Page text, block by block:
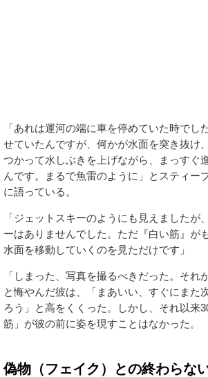
「あれは運河の端に車を停めていた時でし
せていたんですが、何かが水面を突き抜け
つかって水しぶきを上げながら、まっすぐ
んです。まるで魚雷のように」とスティー
に語っている。
「ジェットスキーのようにも見えましたが
ーはありませんでした。ただ『白い筋』が
水面を移動していくのを見ただけです」
「しまった、写真を撮るべきだった。それ
と悔やんだ彼は、「まあいい、すぐにまた
ろう」と高をくくった。しかし、それ以来
筋」が彼の前に姿を現すことはなかった。
偽物（フェイク）との終わらな